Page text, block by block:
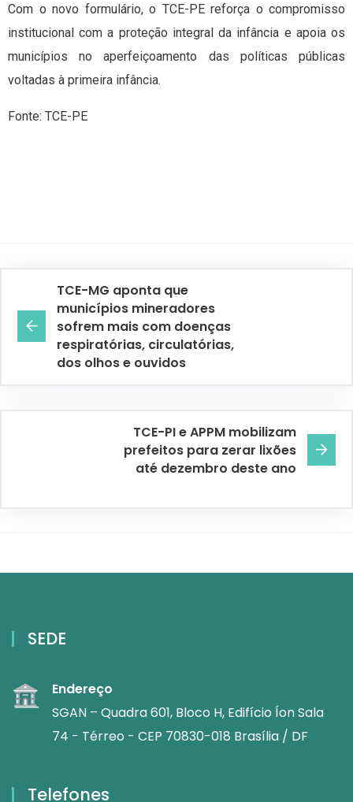
Com o novo formulário, o TCE-PE reforça o compromisso
institucional com a proteção integral da infância e apoia os
municípios no aperfeiçoamento das políticas públicas
voltadas à primeira infância.
Fonte: TCE-PE
TCE-MG aponta que
municípios mineradores
sofrem mais com doenças
respiratórias, circulatórias,
dos olhos e ouvidos
TCE-PI e APPM mobilizam
prefeitos para zerar lixões
até dezembro deste ano
SEDE
Endereço
SGAN – Quadra 601, Bloco H, Edifício Íon Sala
74 - Térreo - CEP 70830-018 Brasília / DF
Telefones